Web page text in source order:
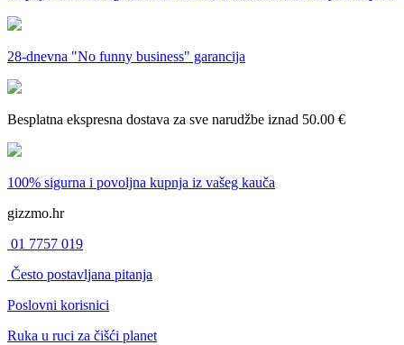
28-dnevna "No funny business" garancija
Besplatna ekspresna dostava za sve narudžbe iznad 50.00 €
100% sigurna i povoljna kupnja iz vašeg kauča
gizzmo.hr
01 7757 019
Često postavljana pitanja
Poslovni korisnici
Ruka u ruci za čišći planet